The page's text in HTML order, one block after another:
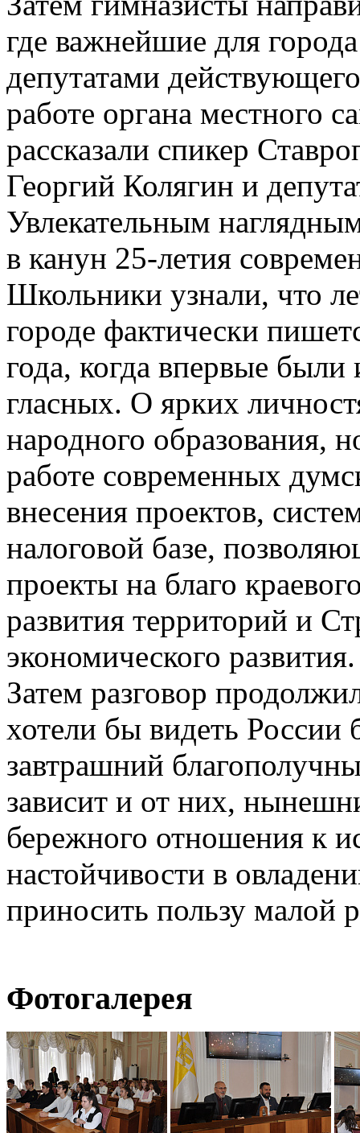
где важнейшие для
депутатами
работе органа местного
рассказали спикер
Георгий Колягин и
Увлекательным
в канун 25-летия
Школьники узнали, что
городе фактически
года, когда впервые
гласных. О ярких
народного образования,
работе современных
внесения проектов,
налоговой базе,
проекты на благо
развития территорий и
экономического развития.
Затем разговор
хотели бы видеть России
завтрашний
зависит и от них,
бережного отношения к
настойчивости в
приносить пользу малой
Фотогалерея